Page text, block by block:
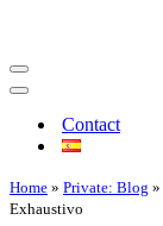
Contact
Home » Private: Blog »
Exhaustivo